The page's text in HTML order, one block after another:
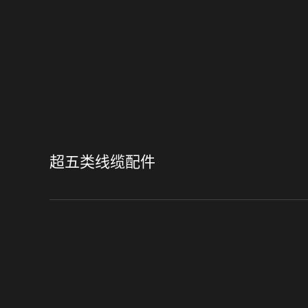
超五类线缆配件